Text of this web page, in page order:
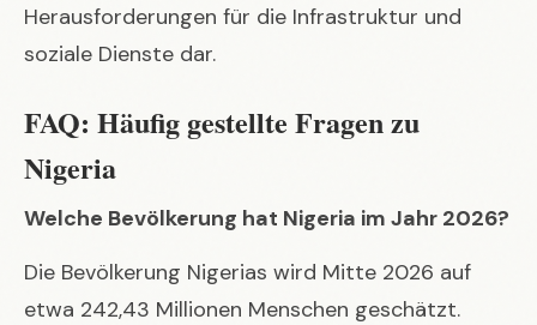
Herausforderungen für die Infrastruktur und
soziale Dienste dar.
FAQ: Häufig gestellte Fragen zu
Nigeria
Welche Bevölkerung hat Nigeria im Jahr 2026?
Die Bevölkerung Nigerias wird Mitte 2026 auf
etwa 242,43 Millionen Menschen geschätzt.